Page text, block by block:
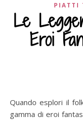
PIATTI
Le
Eroi
Quando esplori il folklore turco, ti imbatterai in una vasta
gamma di eroi